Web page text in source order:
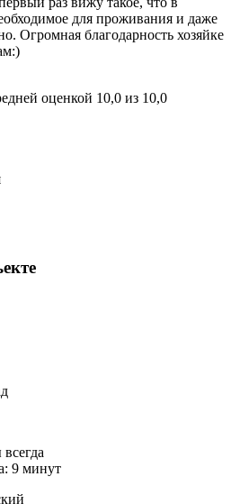
для проживания и даже
Огромная благодарность хозяйке
оценкой 10,0 из 10,0
9 минут